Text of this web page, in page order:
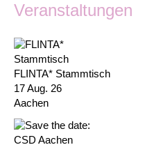
Veranstaltungen
FLINTA* Stammtisch
17 Aug. 26
Aachen